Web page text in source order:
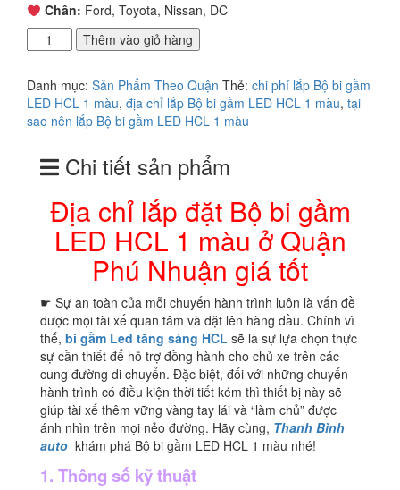
Chân: Ford, Toyota, Nissan, DC
chỉ
đặt
Bộ
bi
LED
HCL
màu
Quận
giá
tốt
số
lượng
Thêm vào giỏ hàng
Danh mục: Sản Phẩm Theo Quận Thẻ: chi phí lắp Bộ bi gầm
LED HCL 1 màu, địa chỉ lắp Bộ bi gầm LED HCL 1 màu, tại
sao nên lắp Bộ bi gầm LED HCL 1 màu
Chi tiết sản phẩm
Địa chỉ lắp đặt Bộ bi gầm
LED HCL 1 màu ở Quận
Phú Nhuận giá tốt
☛ Sự an toàn của mỗi chuyến hành trình luôn là vấn đề
được mọi tài xế quan tâm và đặt lên hàng đầu. Chính vì
thế, bi gầm Led tăng sáng HCL sẽ là sự lựa chọn thực
sự cần thiết để hỗ trợ đồng hành cho chủ xe trên các
cung đường di chuyển. Đặc biệt, đối với những chuyến
hành trình có điều kiện thời tiết kém thì thiết bị này sẽ
giúp tài xế thêm vững vàng tay lái và “làm chủ” được
ánh nhìn trên mọi nẻo đường. Hãy cùng, Thanh Bình
auto khám phá Bộ bi gầm LED HCL 1 màu nhé!
1. Thông số kỹ thuật